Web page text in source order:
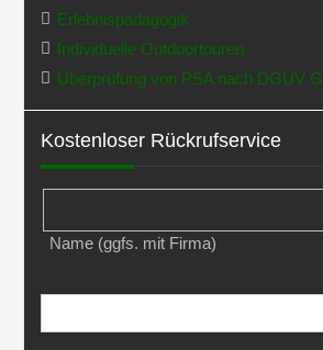
Erlebnispädagogik
Individuelle Outdoortouren
Überprüfung von PSA nach DGUV
Kostenloser Rückrufservice
Name (ggfs. mit Firma)